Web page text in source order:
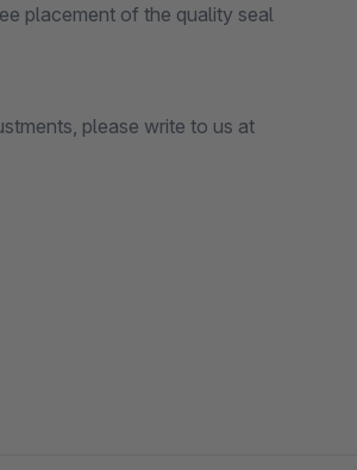
placement of the quality seal
please write to us at